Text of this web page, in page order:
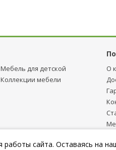
Мебель для детcкой
Коллекции мебели
О
сайта. Оставаясь на